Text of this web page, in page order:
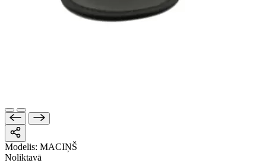
Modelis: MACIŅŠ
Noliktavā